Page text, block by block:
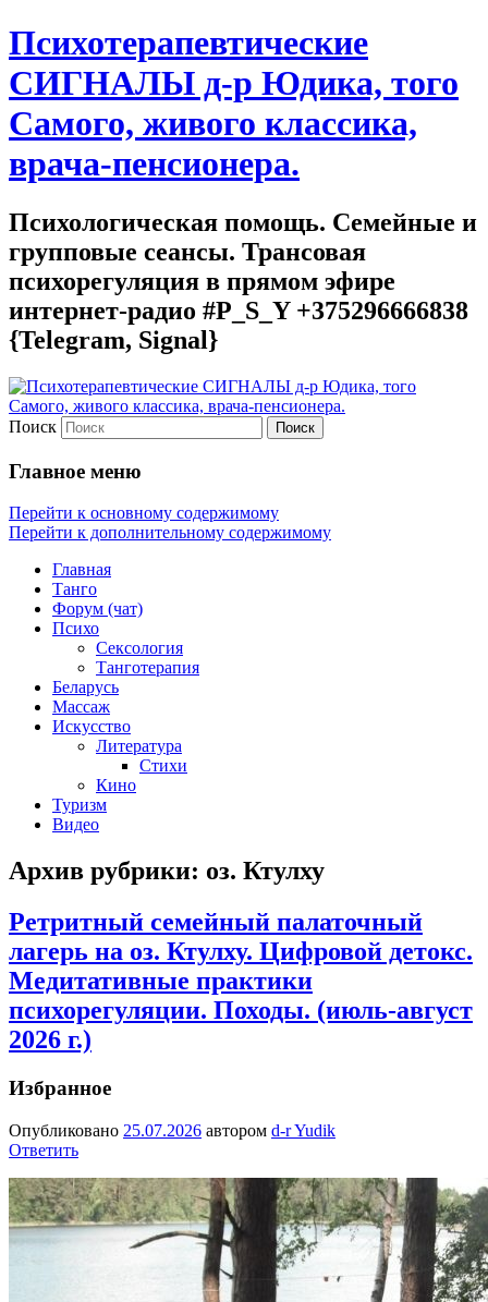
Психотерапевтические
СИГНАЛЫ д-р Юдика, того
Самого, живого классика,
врача-пенсионера.
Психологическая помощь. Семейные и
групповые сеансы. Трансовая
психорегуляция в прямом эфире
интернет-радио #P_S_Y +375296666838
{Telegram, Signal}
Поиск
Главное меню
Перейти к основному содержимому
Перейти к дополнительному содержимому
Главная
Танго
Форум (чат)
Психо
Сексология
Танготерапия
Беларусь
Массаж
Искусство
Литература
Стихи
Кино
Туризм
Видео
Архив рубрики: оз. Ктулху
Ретритный семейный палаточный
лагерь на оз. Ктулху. Цифровой детокс.
Медитативные практики
психорегуляции. Походы. (июль-август
2026 г.)
Избранное
Опубликовано 25.07.2026 автором d-r Yudik
Ответить